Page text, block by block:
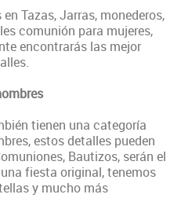
Tazas, Jarras, monederos,
comunión para mujeres,
encontrarás las mejor
tienen una categoría
estos detalles pueden
Bautizos, serán el
fiesta original, tenemos
y mucho más